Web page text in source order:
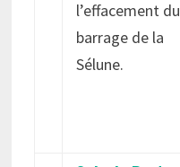
l’effacement du
barrage de la
Sélune.